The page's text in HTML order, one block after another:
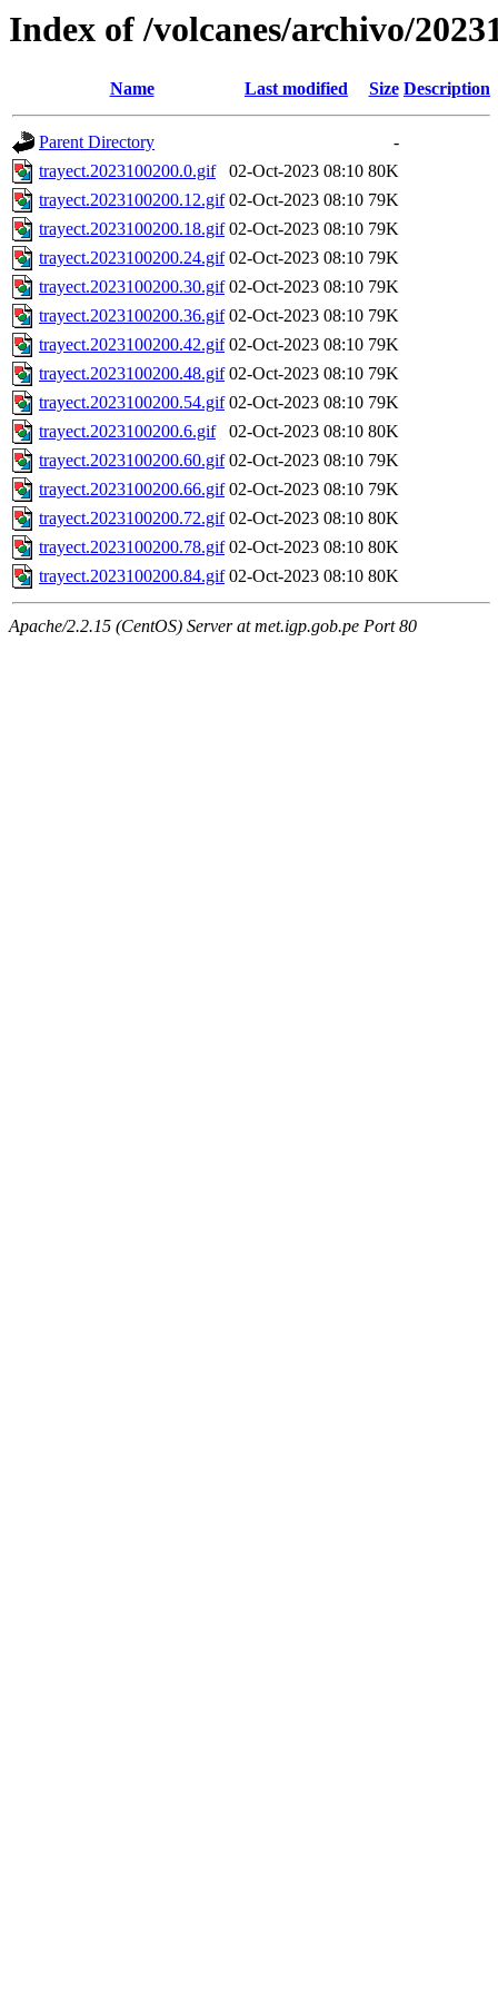
Index of /volcanes/archivo/
Name Last modified Size Description
Parent Directory
-
trayect.2023100200.0.gif
02-Oct-2023 08:10 80K
trayect.2023100200.12.gif 02-Oct-2023 08:10 79K
trayect.2023100200.18.gif 02-Oct-2023 08:10 79K
trayect.2023100200.24.gif 02-Oct-2023 08:10 79K
trayect.2023100200.30.gif 02-Oct-2023 08:10 79K
trayect.2023100200.36.gif 02-Oct-2023 08:10 79K
trayect.2023100200.42.gif 02-Oct-2023 08:10 79K
trayect.2023100200.48.gif 02-Oct-2023 08:10 79K
trayect.2023100200.54.gif 02-Oct-2023 08:10 79K
trayect.2023100200.6.gif
02-Oct-2023 08:10 80K
trayect.2023100200.60.gif 02-Oct-2023 08:10 79K
trayect.2023100200.66.gif 02-Oct-2023 08:10 79K
trayect.2023100200.72.gif 02-Oct-2023 08:10 80K
trayect.2023100200.78.gif 02-Oct-2023 08:10 80K
trayect.2023100200.84.gif 02-Oct-2023 08:10 80K
Apache/2.2.15 (CentOS) Server at met.igp.gob.pe Port 80